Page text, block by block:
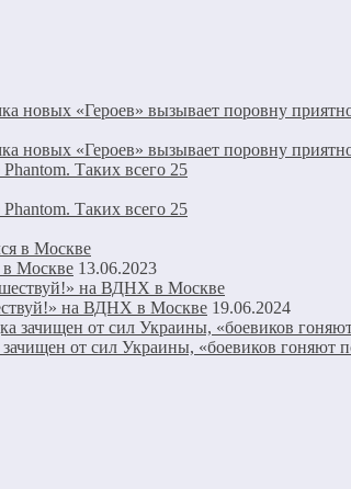
новых «Героев» вызывает поровну
новых «Героев» вызывает поровну
Таких всего 25
Таких всего 25
в Москве 13.06.2023
на ВДНХ в Москве 19.06.2024
от сил Украины, «боевиков гоняют